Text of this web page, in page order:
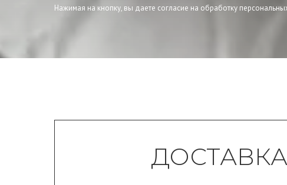
Нажимая на кнопку, вы даете согласие на обработку
ДОСТАВКА